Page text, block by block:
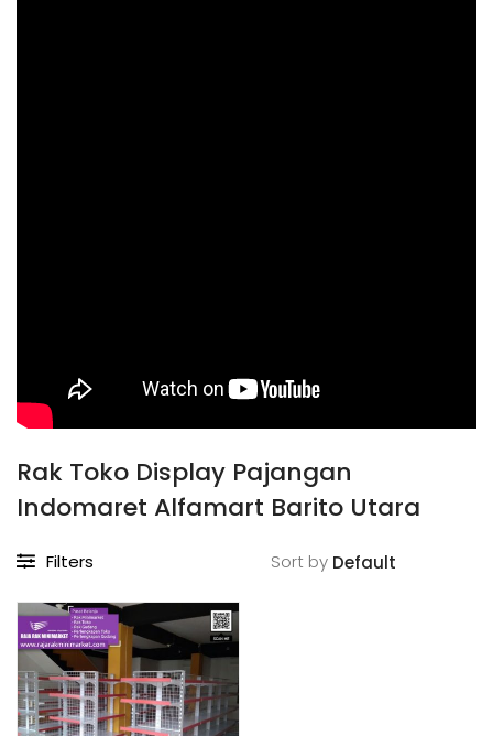
Rak Toko Display Pajangan
Indomaret Alfamart Barito Utara
Filters Sort by